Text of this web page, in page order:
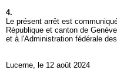
4.
Le présent arrêt est
République et canton de
et à l'Administration fédérale
Lucerne, le 12 août 2024